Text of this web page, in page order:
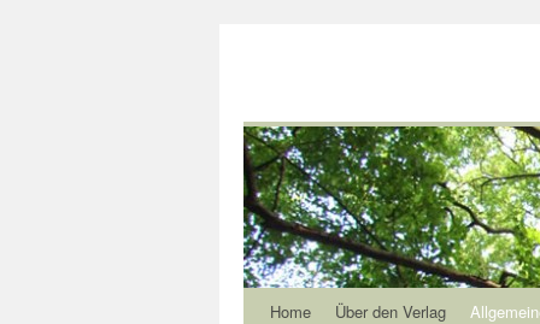
Home Über den Verlag